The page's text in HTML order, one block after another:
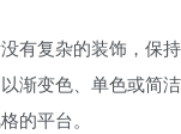
没有复杂的装饰，保
渐变色、单色或简
的平台。